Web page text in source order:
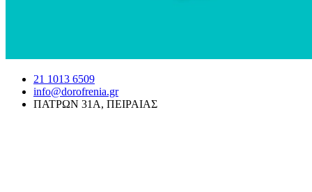
21 1013 6509
info@dorofrenia.gr
ΠΑΤΡΩΝ 31Α, ΠΕΙΡΑΙΑΣ